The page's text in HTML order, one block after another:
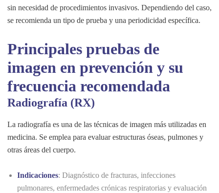
sin necesidad de procedimientos invasivos. Dependiendo del caso,
se recomienda un tipo de prueba y una periodicidad específica.
Principales pruebas de
imagen en prevención y su
frecuencia recomendada
Radiografía (RX)
La radiografía es una de las técnicas de imagen más utilizadas en
medicina. Se emplea para evaluar estructuras óseas, pulmones y
otras áreas del cuerpo.
Indicaciones: Diagnóstico de fracturas, infecciones
pulmonares, enfermedades crónicas respiratorias y evaluación